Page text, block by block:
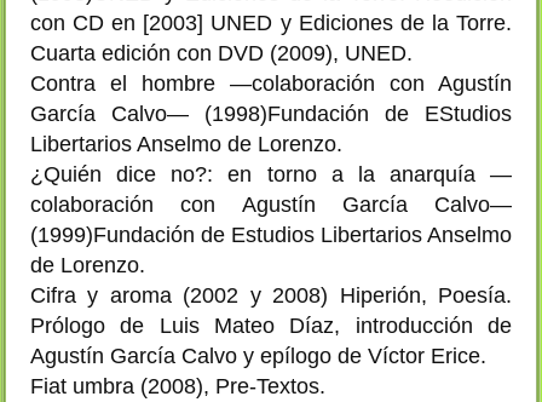
con CD en [2003] UNED y Ediciones de la Torre.
Cuarta edición con DVD (2009), UNED.
Contra el hombre —colaboración con Agustín
García Calvo— (1998)Fundación de EStudios
Libertarios Anselmo de Lorenzo.
¿Quién dice no?: en torno a la anarquía —
colaboración con Agustín García Calvo—
(1999)Fundación de Estudios Libertarios Anselmo
de Lorenzo.
Cifra y aroma (2002 y 2008) Hiperión, Poesía.
Prólogo de Luis Mateo Díaz, introducción de
Agustín García Calvo y epílogo de Víctor Erice.
Fiat umbra (2008), Pre-Textos.